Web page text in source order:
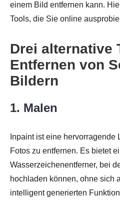
Schritt 4.
einem Bild entfernen kann.
Tools, die Sie online
Drei alternative
Entfernen von
Bildern
1. Malen
Inpaint ist eine hervorragende
Fotos zu entfernen. Es bietet
Wasserzeichenentferner, bei
hochladen können, ohne sich
intelligent generierten